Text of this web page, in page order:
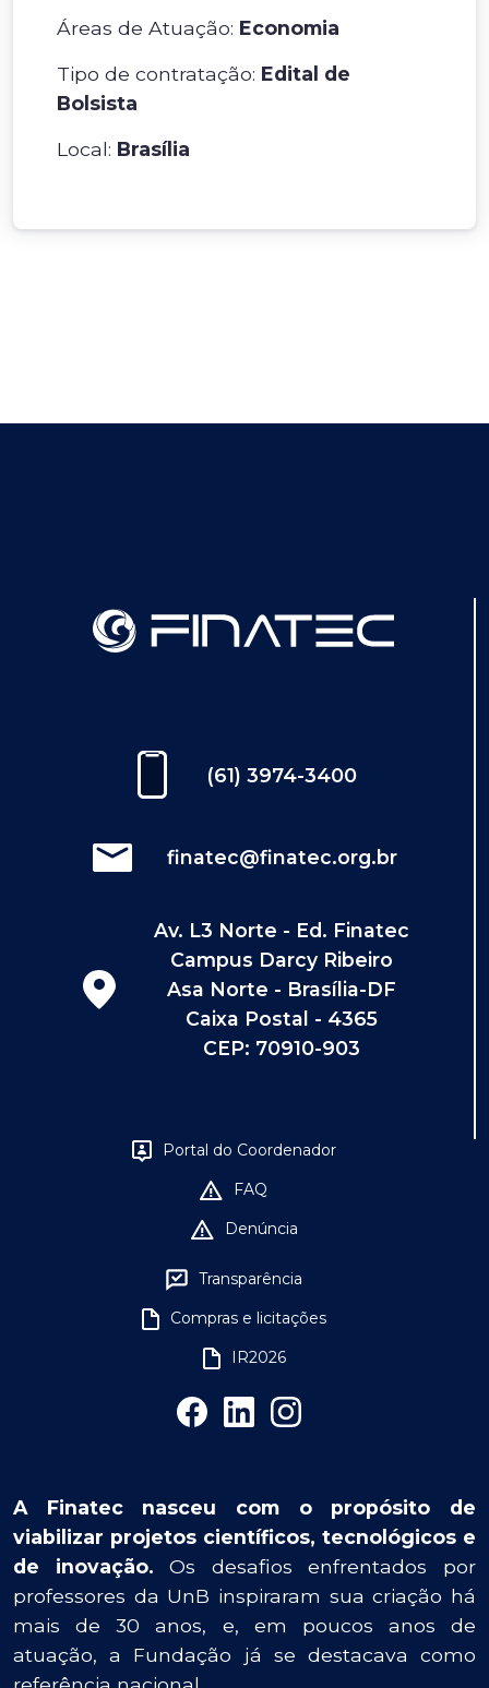
Áreas de Atuação: Economia
Tipo de contratação: Edital de
Bolsista
Local: Brasília
(61) 3974-3400
finatec@finatec.org.br
Av. L3 Norte - Ed. Finatec
Campus Darcy Ribeiro
Asa Norte - Brasília-DF
Caixa Postal - 4365
CEP: 70910-903
Portal do Coordenador
FAQ
Denúncia
Transparência
Compras e licitações
IR2026
A Finatec nasceu com o propósito de
viabilizar projetos científicos, tecnológicos e
de inovação. Os desafios enfrentados por
professores da UnB inspiraram sua criação há
mais de 30 anos, e, em poucos anos de
atuação, a Fundação já se destacava como